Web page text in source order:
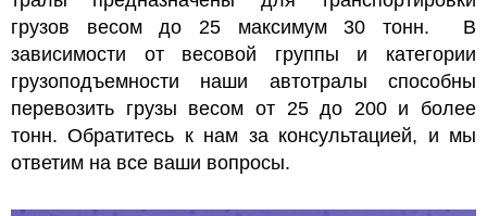
грузов весом до 25 максимум 30 тонн.
В
зависимости от весовой группы и категории
грузоподъемности наши автотралы способны
перевозить грузы весом от 25 до 200 и более
тонн. Обратитесь к нам за консультацией, и мы
ответим на все ваши вопросы.